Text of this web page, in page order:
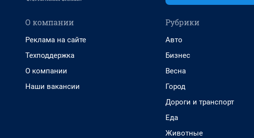
О компании
Реклама на сайте
Техподдержка
О компании
Наши вакансии
Рубрики
Авто
Бизнес
Весна
Город
Дороги и транспорт
Еда
Животные